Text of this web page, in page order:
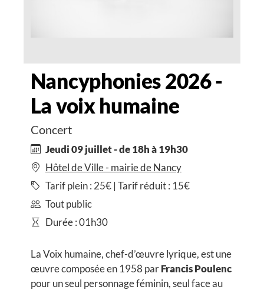
Nancyphonies 2026 -
La voix humaine
Concert
Jeudi 09 juillet - de 18h à 19h30
Hôtel de Ville - mairie de Nancy
Tarif plein : 25€ | Tarif réduit : 15€
Tout public
Durée : 01h30
La Voix humaine, chef-d’œuvre lyrique, est une
œuvre composée en 1958 parFrancis Poulenc
pour un seul personnage féminin, seul face au